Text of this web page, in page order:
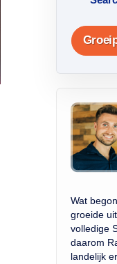
Wat
groeide
volledige
daarom
landelijk